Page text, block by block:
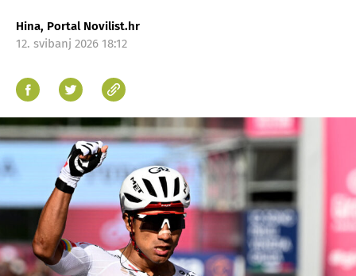
Hina, Portal Novilist.hr
12. svibanj 2026 18:12